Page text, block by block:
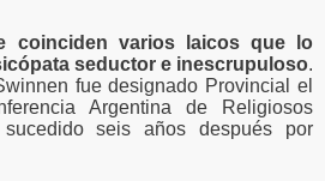
coinciden varios laicos que lo
seductor e inescrupuloso.
fue designado Provincial el
Argentina de Religiosos
seis años después por